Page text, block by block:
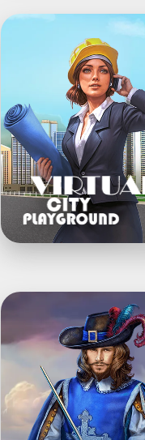
Virtual
Playground®:
Versteckter
Degen:
Rätselspiel